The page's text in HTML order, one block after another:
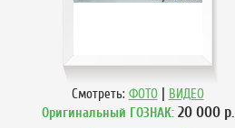
Смотреть: ФОТО | ВИДЕО
Оригинальный ГОЗНАК: 20 000р.